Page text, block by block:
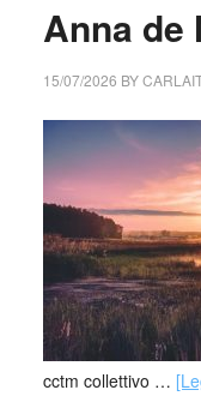
Anna de
15/07/2026 BY
cctm collettivo …